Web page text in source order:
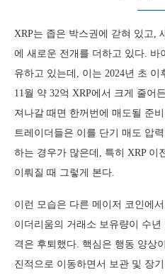
XRP는 좁은 박스권에 갇혀 있고,
에 새로운 전개를 더하고 있다. 바
유하고 있는데, 이는 2024년 초 이
11월 약 32억 XRP에서 크게 줄어
져나갈 때면 한꺼번에 매도될 준
트레이더들은 이를 단기 매도 압
하는 경우가 많은데, 특히 XRP 이
이뤄질 때 그렇게 본다.
이런 모습은 다른 메이저 코인에
이더리움의 거래소 보유량이 수
격은 후퇴했다. 핵심은 행동 양상
진적으로 이동하면서 보관 및 장